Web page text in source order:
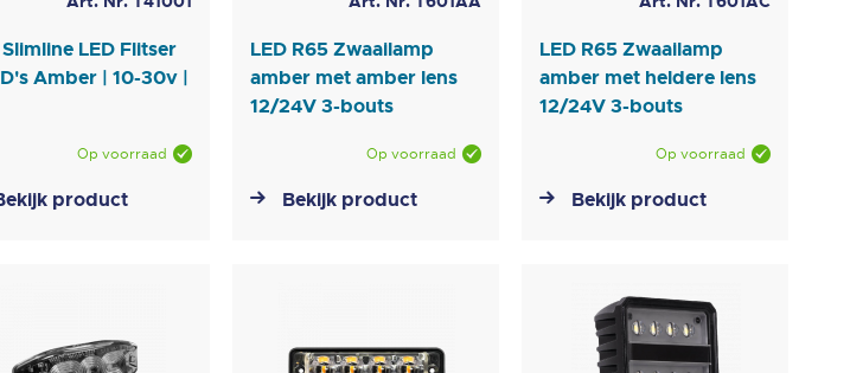
LED Flitser
Amber | 10-30v |
Op voorraad
product
LED R65 Zwaailamp
amber met amber lens
12/24V 3-bouts
Op voorraad
Bekijk product
LED R65 Zwaailamp
amber met heldere lens
12/24V 3-bouts
Op voorraad
Bekijk product